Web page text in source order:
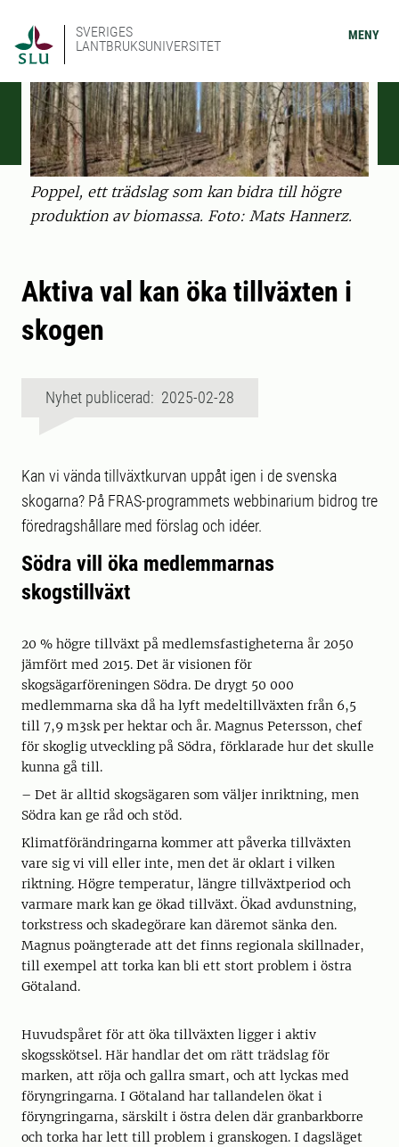
SVERIGES
LANTBRUKSUNIVERSITET
MENY
Poppel, ett trädslag som kan bidra till högre
produktion av biomassa. Foto: Mats Hannerz.
Aktiva val kan öka tillväxten i
skogen
Nyhet publicerad: 2025-02-28
Kan vi vända tillväxtkurvan uppåt igen i de svenska
skogarna? På FRAS-programmets webbinarium bidrog tre
föredragshållare med förslag och idéer.
Södra vill öka medlemmarnas
skogstillväxt
20 % högre tillväxt på medlemsfastigheterna år 2050
jämfört med 2015. Det är visionen för
skogsägarföreningen Södra. De drygt 50 000
medlemmarna ska då ha lyft medeltillväxten från 6,5
till 7,9 m3sk per hektar och år. Magnus Petersson, chef
för skoglig utveckling på Södra, förklarade hur det skulle
kunna gå till.
– Det är alltid skogsägaren som väljer inriktning, men
Södra kan ge råd och stöd.
Klimatförändringarna kommer att påverka tillväxten
vare sig vi vill eller inte, men det är oklart i vilken
riktning. Högre temperatur, längre tillväxtperiod och
varmare mark kan ge ökad tillväxt. Ökad avdunstning,
torkstress och skadegörare kan däremot sänka den.
Magnus poängterade att det finns regionala skillnader,
till exempel att torka kan bli ett stort problem i östra
Götaland.
Huvudspåret för att öka tillväxten ligger i aktiv
skogsskötsel. Här handlar det om rätt trädslag för
marken, att röja och gallra smart, och att lyckas med
föryngringarna. I Götaland har tallandelen ökat i
föryngringarna, särskilt i östra delen där granbarkborre
och torka har lett till problem i granskogen. I dagsläget